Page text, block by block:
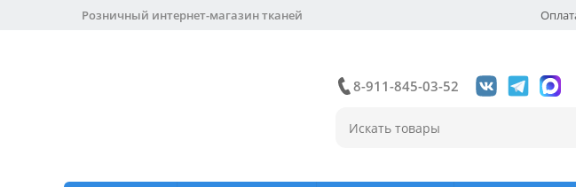
Розничный интернет-магазин тканей
8-911-845-03-52